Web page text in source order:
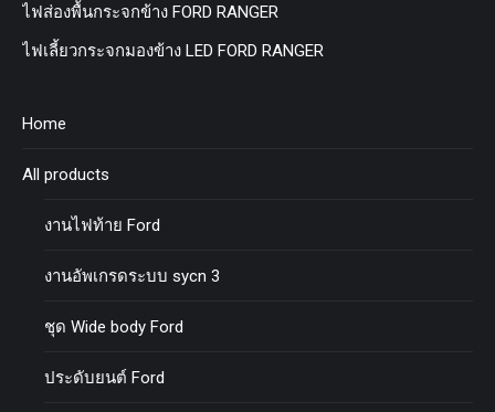
ไฟส่องพื้นกระจกข้าง FORD RANGER
ไฟเลี้ยวกระจกมองข้าง LED FORD RANGER
Home
All products
งานไฟท้าย Ford
งานอัพเกรดระบบ sycn 3
ชุด Wide body Ford
ประดับยนต์ Ford